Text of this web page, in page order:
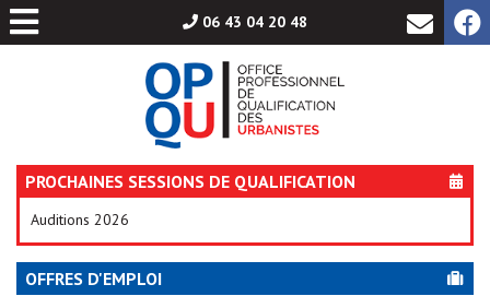
06 43 04 20 48
PROCHAINES SESSIONS DE QUALIFICATION
Auditions 2026
OFFRES D'EMPLOI
Aller
au